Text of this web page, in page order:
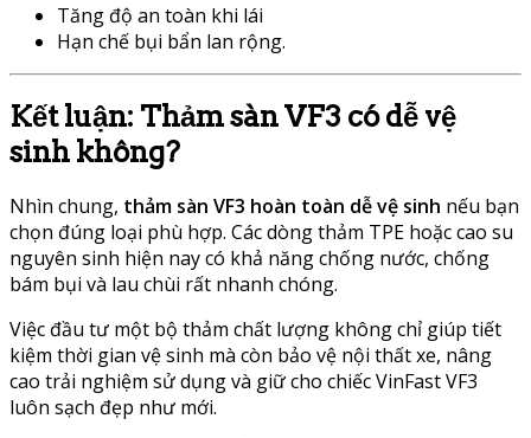
Tăng độ an toàn khi lái
Hạn chế bụi bẩn lan rộng.
Kết luận: Thảm sàn VF3 có dễ vệ
sinh không?
Nhìn chung, thảm sàn VF3 hoàn toàn dễ vệ sinh nếu bạn
chọn đúng loại phù hợp. Các dòng thảm TPE hoặc cao su
nguyên sinh hiện nay có khả năng chống nước, chống
bám bụi và lau chùi rất nhanh chóng.
Việc đầu tư một bộ thảm chất lượng không chỉ giúp tiết
kiệm thời gian vệ sinh mà còn bảo vệ nội thất xe, nâng
cao trải nghiệm sử dụng và giữ cho chiếcVinFast VF3
luôn sạch đẹp như mới.